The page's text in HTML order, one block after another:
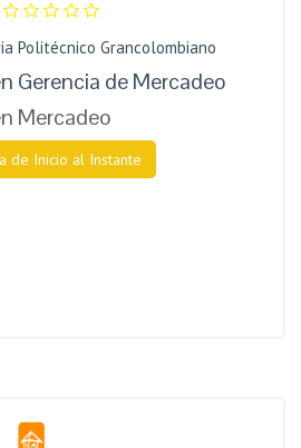
Politécnico Grancolombiano
Gerencia de Mercadeo
Mercadeo
de Inicio al Instante